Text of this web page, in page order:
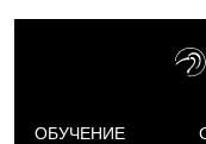
ОБУЧЕНИЕ